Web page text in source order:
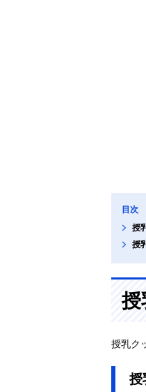
目次
授
授
授
授乳ク
授